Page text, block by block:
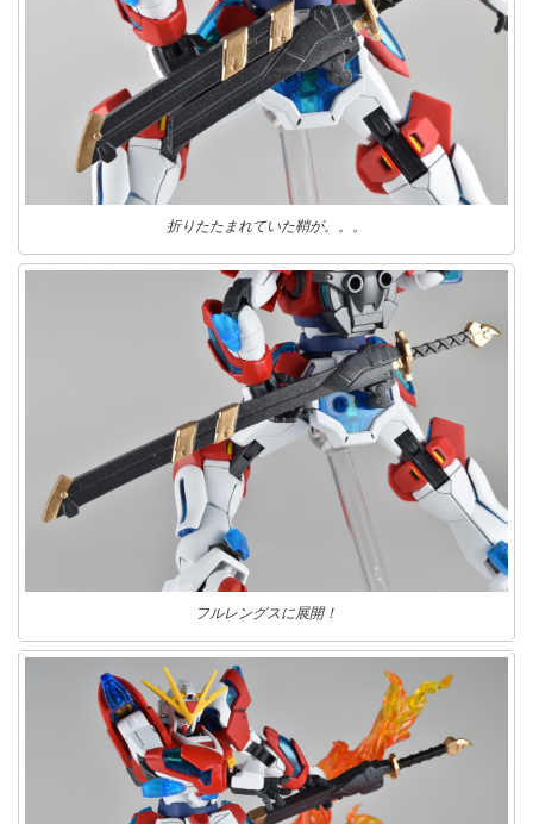
折りたたまれていた鞘が。。。
フルレングスに展開！